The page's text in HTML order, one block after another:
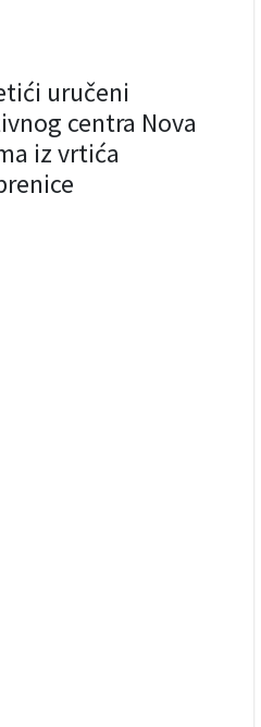
uručeni
centra Nova
iz vrtića